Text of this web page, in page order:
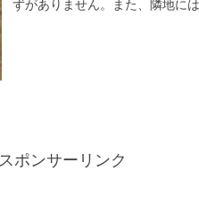
ずがありません。また、隣地に
スポンサーリンク